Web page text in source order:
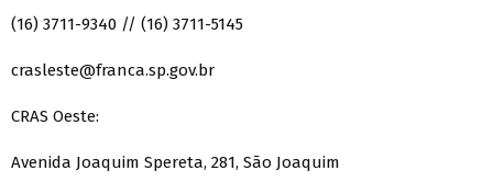
(16) 3711-9340 // (16) 3711-5145
crasleste@franca.sp.gov.br
CRAS Oeste:
Avenida Joaquim Spereta, 281, São Joaquim